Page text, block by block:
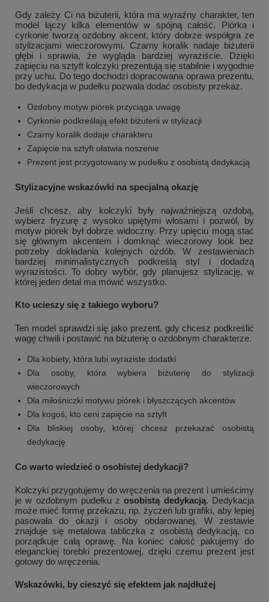
Gdy zależy Ci na biżuterii, która ma wyraźny charakter, ten
model łączy kilka elementów w spójną całość. Piórka i
cyrkonie tworzą ozdobny akcent, który dobrze współgra ze
stylizacjami wieczorowymi. Czarny koralik nadaje biżuterii
głębi i sprawia, że wygląda bardziej wyraziście. Dzięki
zapięciu na sztyft kolczyki prezentują się stabilnie i wygodnie
przy uchu. Do tego dochodzi dopracowana oprawa prezentu,
bo dedykacja w pudełku pozwala dodać osobisty przekaz.
Ozdobny motyw piórek przyciąga uwagę
Cyrkonie podkreślają efekt biżuterii w stylizacji
Czarny koralik dodaje charakteru
Zapięcie na sztyft ułatwia noszenie
Prezent jest przygotowany w pudełku z osobistą dedykacją
Stylizacyjne wskazówki na specjalną okazję
Jeśli chcesz, aby kolczyki były najważniejszą ozdobą,
wybierz fryzurę z wysoko upiętymi włosami i pozwól, by
motyw piórek był dobrze widoczny. Przy upięciu mogą stać
się głównym akcentem i domknąć wieczorowy look bez
potrzeby dokładania kolejnych ozdób. W zestawieniach
bardziej minimalistycznych podkreślą styl i dodadzą
wyrazistości. To dobry wybór, gdy planujesz stylizację, w
której jeden detal ma mówić wszystko.
Kto ucieszy się z takiego wyboru?
Ten model sprawdzi się jako prezent, gdy chcesz podkreślić
wagę chwili i postawić na biżuterię o ozdobnym charakterze.
Dla kobiety, która lubi wyraziste dodatki
Dla osoby, która wybiera biżuterię do stylizacji
wieczorowych
Dla miłośniczki motywu piórek i błyszczących akcentów
Dla kogoś, kto ceni zapięcie na sztyft
Dla bliskiej osoby, której chcesz przekazać osobistą
dedykację
Co warto wiedzieć o osobistej dedykacji?
Kolczyki przygotujemy do wręczenia na prezent i umieścimy
je w ozdobnym pudełku zosobistą dedykacją. Dedykacja
może mieć formę przekazu, np. życzeń lub grafiki, aby lepiej
pasowała do okazji i osoby obdarowanej. W zestawie
znajduje się metalowa tabliczka z osobistą dedykacją, co
porządkuje całą oprawę. Na koniec całość pakujemy do
eleganckiej torebki prezentowej, dzięki czemu prezent jest
gotowy do wręczenia.
Wskazówki, by cieszyć się efektem jak najdłużej